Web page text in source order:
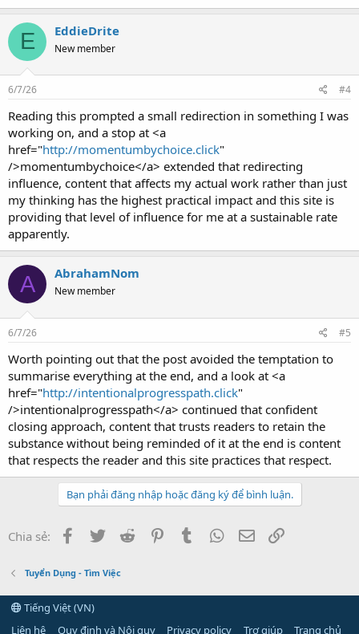
E EddieDrite
New member
6/7/26 #4
Reading this prompted a small redirection in something I was
working on, and a stop at <a
href="http://momentumbychoice.click"
/>momentumbychoice</a> extended that redirecting
influence, content that affects my actual work rather than just
my thinking has the highest practical impact and this site is
providing that level of influence for me at a sustainable rate
apparently.
A AbrahamNom
New member
6/7/26 #5
Worth pointing out that the post avoided the temptation to
summarise everything at the end, and a look at <a
href="http://intentionalprogresspath.click"
/>intentionalprogresspath</a> continued that confident
closing approach, content that trusts readers to retain the
substance without being reminded of it at the end is content
that respects the reader and this site practices that respect.
Bạn phải đăng nhập hoặc đăng ký để bình luận.
Chia sẻ: Facebook
Twitter Reddit PinterestTumblr WhatsApp
Email
Tuyển Dụng - Tìm Việc
Tiếng Việt (VN)
Liên hệ
Quy định và Nội quy Privacy policy Trợ giúp Trang chủ